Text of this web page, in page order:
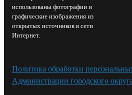
использованы фотографии и
графические изображения из
открытых источников в сети
Интернет.
Политика обработки
Администрации городского